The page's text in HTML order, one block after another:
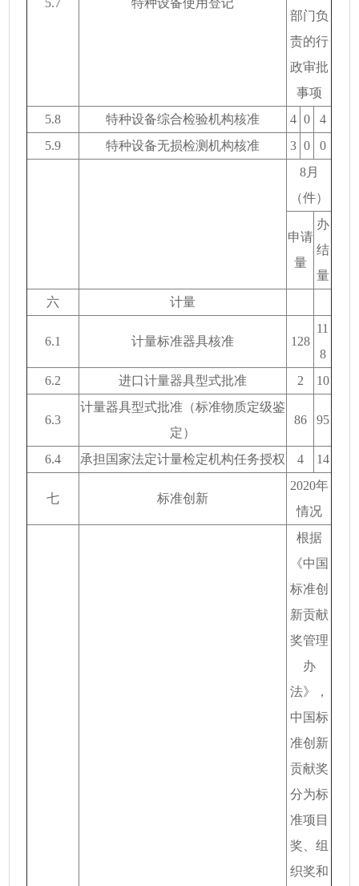
5.7
特种设备使用登记
部门负
责的行
政审批
事项
5.8
特种设备综合检验机构核准 4 0
4
5.9
特种设备无损检测机构核准 3 0
0
8月
（件）
申请
量
办
结
量
六
计量
6.1 计量标准器具核准 128
11
8
6.2
进口计量器具型式批准 2 10
6.3
计量器具型式批准（标准物质定级鉴
定）
86 95
6.4 承担国家法定计量检定机构任务授权 4 14
七 标准创新
2020年
情况
根据
《中国
标准创
新贡献
奖管理
办
法》，
中国标
准创新
贡献奖
分为标
准项目
奖、组
织奖和